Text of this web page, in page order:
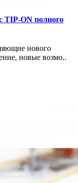
ON полного
нового
новые возмо..